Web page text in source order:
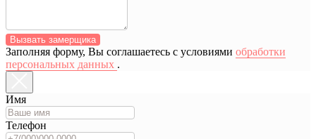
Вызвать замерщика
Заполняя форму, Вы соглашаетесь с условиями обработки
персональных данных .
Имя
Телефон